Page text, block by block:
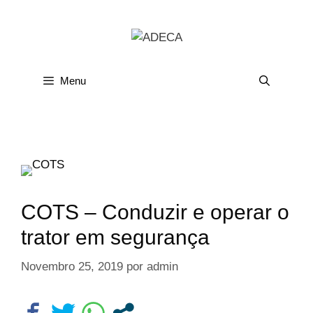
Menu
COTS – Conduzir e operar o
trator em segurança
Novembro 25, 2019 por admin